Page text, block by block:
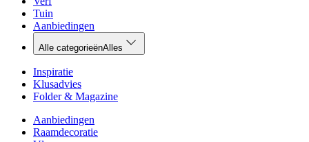
Tuin
Aanbiedingen
Alle categorieënAlles
Inspiratie
Klusadvies
Folder & Magazine
Aanbiedingen
Raamdecoratie